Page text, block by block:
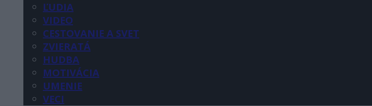
ĽUDIA
VIDEO
CESTOVANIE A SVET
ZVIERATÁ
HUDBA
MOTIVÁCIA
UMENIE
VECI